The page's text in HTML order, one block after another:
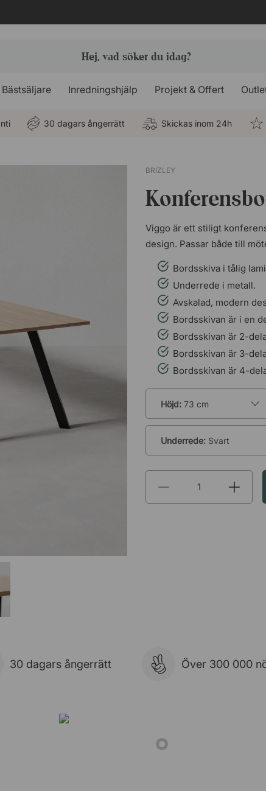
Bästsäljare Inredningshjälp Projekt & Offert
30 dagars ångerrätt Skickas inom 24h
BRIZLEY
Viggo är ett stiligt
design. Passar både till
Bordsskiva i tålig
Underrede i metall.
Avskalad, modern
Bordsskivan är i en
Bordsskivan är 2-
Bordsskivan är 3-
Bordsskivan är 4-
9 095 kr
Lagervara:Skickas
Höjd: 73 cm
Underrede: Svart
30 dagars ångerrätt Över 300 000